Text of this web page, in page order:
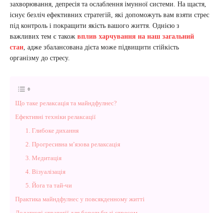
захворювання, депресія та ослаблення імунної системи. На щастя,
існує безліч ефективних стратегій, які допоможуть вам взяти стрес
під контроль і покращити якість вашого життя. Однією з
важливих тем є також вплив харчування на наш загальний
стан, адже збалансована дієта може підвищити стійкість
організму до стресу.
Що таке релаксація та майндфулнес?
Ефективні техніки релаксації
1. Глибоке дихання
2. Прогресивна м’язова релаксація
3. Медитація
4. Візуалізація
5. Йога та тай-чи
Практика майндфулнес у повсякденному житті